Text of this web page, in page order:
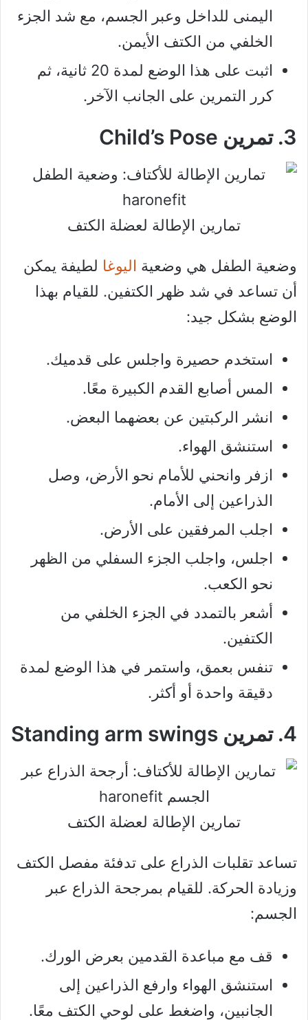
اليمنى للداخل وعبر الجسم، مع شد الجزء
الخلفي من الكتف الأيمن.
اثبت على هذا الوضع لمدة 20 ثانية، ثم
كرر التمرين على الجانب الآخر.
3. تمرين Child’s Pose
تمارين الإطالة لعضلة الكتف
وضعية الطفل هي وضعية اليوغا لطيفة يمكن
أن تساعد في شد ظهر الكتفين. للقيام بهذا
الوضع بشكل جيد:
استخدم حصيرة واجلس على قدميك.
المس أصابع القدم الكبيرة معًا.
انشر الركبتين عن بعضهما البعض.
استنشق الهواء.
ازفر وانحني للأمام نحو الأرض، وصل
الذراعين إلى الأمام.
اجلب المرفقين على الأرض.
اجلس، واجلب الجزء السفلي من الظهر
نحو الكعب.
أشعر بالتمدد في الجزء الخلفي من
الكتفين.
تنفس بعمق، واستمر في هذا الوضع لمدة
دقيقة واحدة أو أكثر.
4. تمرين Standing arm swings
تمارين الإطالة لعضلة الكتف
تساعد تقلبات الذراع على تدفئة مفصل الكتف
وزيادة الحركة. للقيام بمرجحة الذراع عبر
الجسم:
قف مع مباعدة القدمين بعرض الورك.
استنشق الهواء وارفع الذراعين إلى
الجانبين، واضغط على لوحي الكتف معًا.